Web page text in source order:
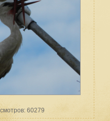
60279